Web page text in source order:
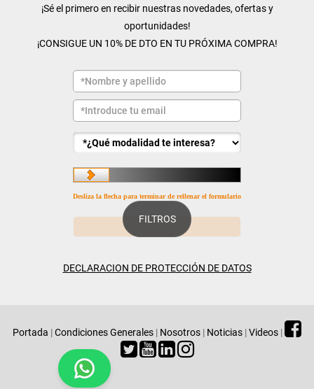
FILTROS
¡Sé el primero en recibir nuestras novedades, ofertas y
oportunidades!
¡CONSIGUE UN 10% DE DTO EN TU PRÓXIMA COMPRA!
Desliza la flecha para terminar de rellenar el formulario
DECLARACION DE PROTECCIÓN DE DATOS
Portada |Condiciones Generales | Nosotros | Noticias |Videos |